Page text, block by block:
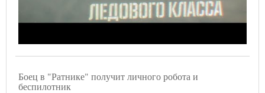
Боец в "Ратнике" получит личного робота и
беспилотник